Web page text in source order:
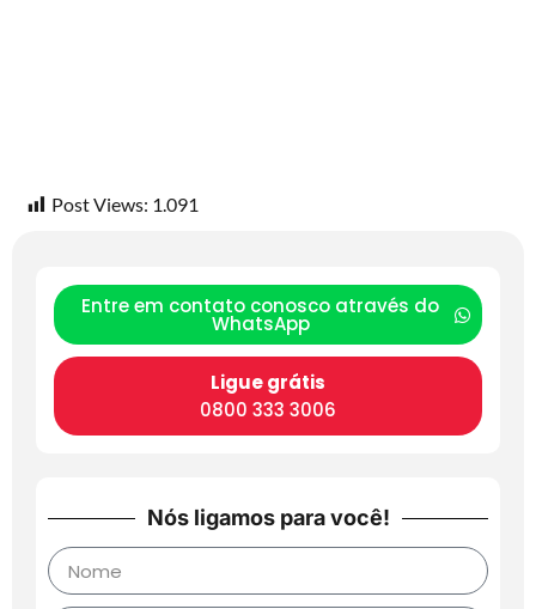
Post Views: 1.091
Entre em contato conosco através do
WhatsApp
Ligue grátis
0800 333 3006
Nós ligamos para você!